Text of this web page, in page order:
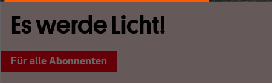
Es werde Licht!
Für alle Abonnenten